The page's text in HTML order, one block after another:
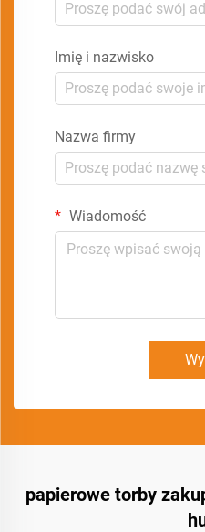
Imię i nazwisko
Nazwa firmy
Wiadomość
papierowe torby